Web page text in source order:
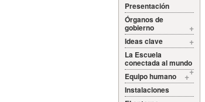
Presentación
Órganos de
gobierno
Ideas clave
La Escuela
conectada al mundo
Equipo humano
Instalaciones